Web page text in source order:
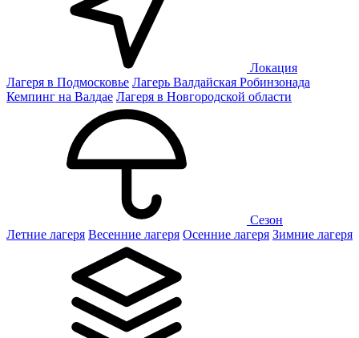
Локация
Лагеря в Подмосковье Лагерь Валдайская Робинзонада
Кемпинг на Валдае Лагеря в Новгородской области
Сезон
Летние лагеря Весенние лагеря Осенние лагеря Зимние лагеря